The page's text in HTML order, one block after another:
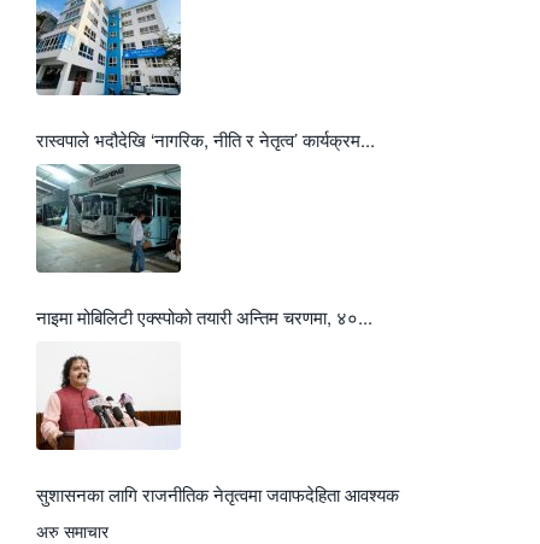
रास्वपाले भदौदेखि ‘नागरिक, नीति र नेतृत्व’ कार्यक्रम...
नाइमा मोबिलिटी एक्स्पोको तयारी अन्तिम चरणमा, ४०...
सुशासनका लागि राजनीतिक नेतृत्वमा जवाफदेहिता आवश्यक
अरु समाचार